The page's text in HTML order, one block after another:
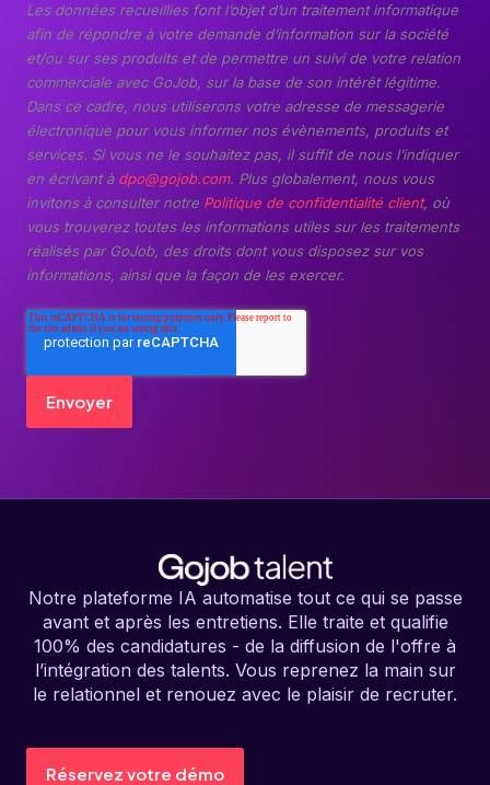
Les données recueillies font l’objet d’un traitement informatique
afin de répondre à votre demande d’information sur la société
et/ou sur ses produits et de permettre un suivi de votre relation
commerciale avec GoJob, sur la base de son intérêt légitime.
Dans ce cadre, nous utiliserons votre adresse de messagerie
électronique pour vous informer nos évènements, produits et
services. Si vous ne le souhaitez pas, il suffit de nous l’indiquer
en écrivant à dpo@gojob.com. Plus globalement, nous vous
invitons à consulter notre Politique de confidentialité client, où
vous trouverez toutes les informations utiles sur les traitements
réalisés par GoJob, des droits dont vous disposez sur vos
informations, ainsi que la façon de les exercer.
Notre plateforme IA automatise tout ce qui se passe
avant et après les entretiens. Elle traite et qualifie
100% des candidatures - de la diffusion de l'offre à
l’intégration des talents. Vous reprenez la main sur
le relationnel et renouez avec le plaisir de recruter.
Réservez votre démo